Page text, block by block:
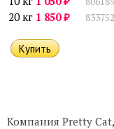
20 кг 1 850₽ 833752
Компания Pretty